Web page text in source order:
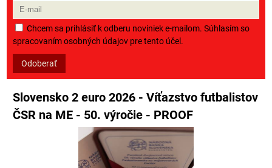
Chcem sa prihlásiť k odberu noviniek e-mailom. Súhlasím so
spracovaním osobných údajov pre tento účel.
Odoberať
Slovensko 2 euro 2026 - Víťazstvo futbalistov
ČSR na ME - 50. výročie - PROOF